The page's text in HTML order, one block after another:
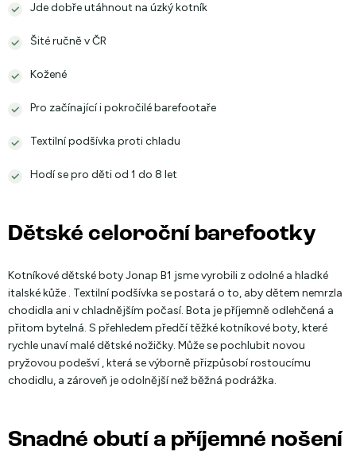
Jde dobře utáhnout na úzký kotník
Šité ručně v ČR
Kožené
Pro začínající i pokročilé barefootaře
Textilní podšívka proti chladu
Hodí se pro děti od 1 do 8 let
Dětské celoroční barefootky
Kotníkové dětské boty Jonap B1 jsme vyrobili z odolné a hladké
italské kůže . Textilní podšívka se postará o to, aby dětem nemrzla
chodidla ani v chladnějším počasí. Bota je příjemně odlehčená a
přitom bytelná. S přehledem předčí těžké kotníkové boty, které
rychle unaví malé dětské nožičky. Může se pochlubit novou
pryžovou podešví , která se výborně přizpůsobí rostoucímu
chodidlu, a zároveň je odolnější než běžná podrážka.
Snadné obutí a příjemné nošení